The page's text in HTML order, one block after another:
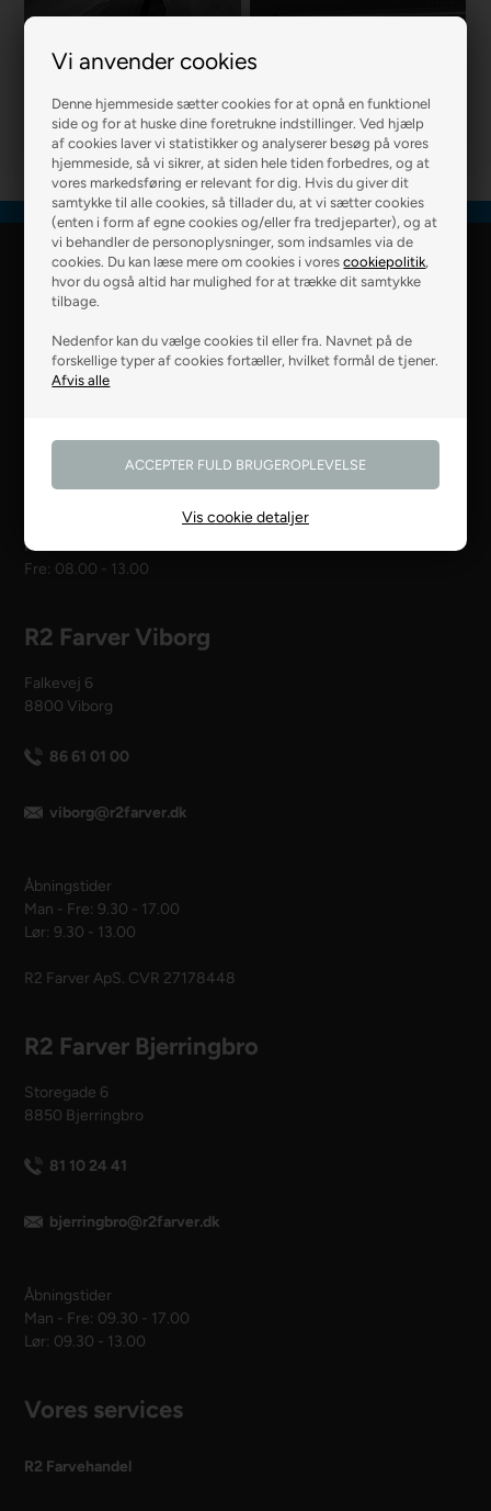
Vi anvender cookies
Denne hjemmeside sætter cookies for at opnå en funktionel
side og for at huske dine foretrukne indstillinger. Ved hjælp
af cookies laver vi statistikker og analyserer besøg på vores
hjemmeside, så vi sikrer, at siden hele tiden forbedres, og at
vores markedsføring er relevant for dig. Hvis du giver dit
samtykke til alle cookies, så tillader du, at vi sætter cookies
(enten i form af egne cookies og/eller fra tredjeparter), og at
vi behandler de personoplysninger, som indsamles via de
cookies. Du kan læse mere om cookies i vorescookiepolitik,
hvor du også altid har mulighed for at trække dit samtykke
tilbage.
Nedenfor kan du vælge cookies til eller fra. Navnet på de
forskellige typer af cookies fortæller, hvilket formål de tjener.
Vis cookie detaljer
R2 MURER
R2 Farver Webshop
8800 Viborg
28 99 50 14
webshop@r2.dk
Man - tors: 08.00 - 16.00
Fre: 08.00 - 13.00
R2 Farver Viborg
Falkevej 6
8800 Viborg
86 61 01 00
viborg@r2farver.dk
Åbningstider
Man - Fre: 9.30 - 17.00
Lør: 9.30 - 13.00
R2 Farver ApS. CVR 27178448
R2 Farver Bjerringbro
Storegade 6
8850 Bjerringbro
81 10 24 41
bjerringbro@r2farver.dk
Åbningstider
Man - Fre: 09.30 - 17.00
Lør: 09.30 - 13.00
Vores services
R2 Farvehandel